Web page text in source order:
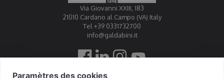
Via Giovanni XXIII, 183
21010 Cardano al Campo (VA) Italy
Tel +39 0331732700
info@galdabini.it